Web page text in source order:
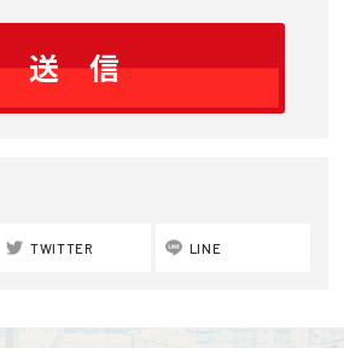
TWITTER LINE